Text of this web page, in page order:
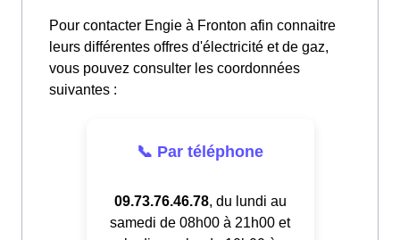
Pour contacter Engie à Fronton afin connaitre
leurs différentes offres d'électricité et de gaz,
vous pouvez consulter les coordonnées
suivantes :
📞 Par téléphone
09.73.76.46.78, du lundi au
samedi de 08h00 à 21h00 et